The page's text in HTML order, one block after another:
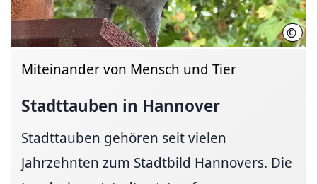
©
Miteinander von Mensch und Tier
Stadttauben in Hannover
Stadttauben gehören seit vielen
Jahrzehnten zum Stadtbild Hannovers. Die